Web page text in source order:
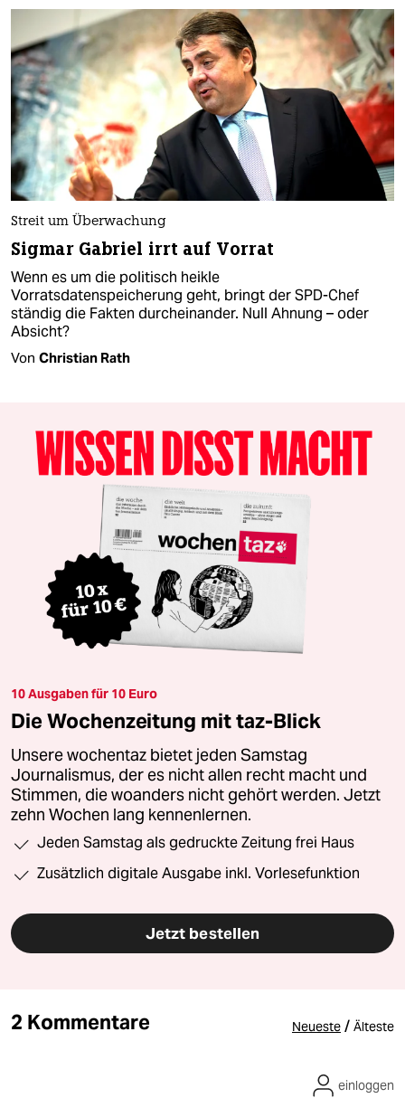
Streit um Überwachung
Sigmar Gabriel irrt auf Vorrat
Wenn es um die politisch heikle
Vorratsdatenspeicherung geht, bringt der SPD-Chef
ständig die Fakten durcheinander. Null Ahnung – oder
Absicht?
Von Christian Rath
10 Ausgaben für 10 Euro
Die Wochenzeitung mit taz-Blick
Unsere wochentaz bietet jeden Samstag
Journalismus, der es nicht allen recht macht und
Stimmen, die woanders nicht gehört werden. Jetzt
zehn Wochen lang kennenlernen.
Jeden Samstag als gedruckte Zeitung frei Haus
Zusätzlich digitale Ausgabe inkl. Vorlesefunktion
Jetzt bestellen
2 Kommentare Neueste / Älteste
einloggen